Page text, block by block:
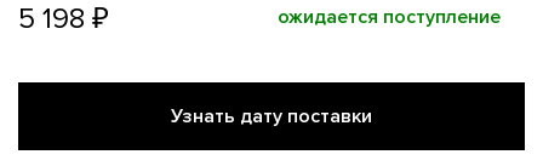
5 198 ₽ ожидается поступление
Узнать дату поставки